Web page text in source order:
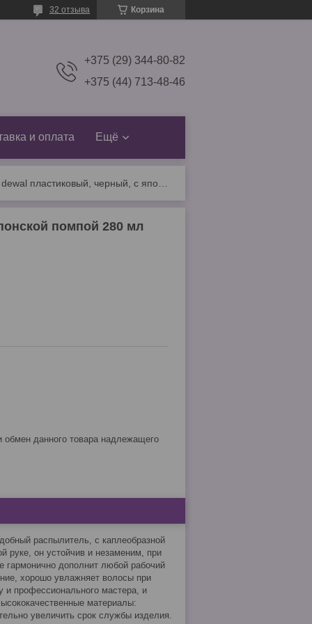
Корзина
32 отзыва
+375 (29) 344-80-82
+375 (44) 713-48-46
и оплата Ещё
помпой 280 мл
распылитель, с каплеобразной
руке, он устойчив и незаменим, при
дополнит любой рабочий
хорошо увлажняет волосы при
профессионального мастера, и
материалы:
увеличить срок службы изделия.